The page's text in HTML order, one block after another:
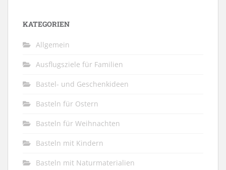
KATEGORIEN
Allgemein
Ausflugsziele für Familien
Bastel- und Geschenkideen
Basteln für Ostern
Basteln für Weihnachten
Basteln mit Kindern
Basteln mit Naturmaterialien